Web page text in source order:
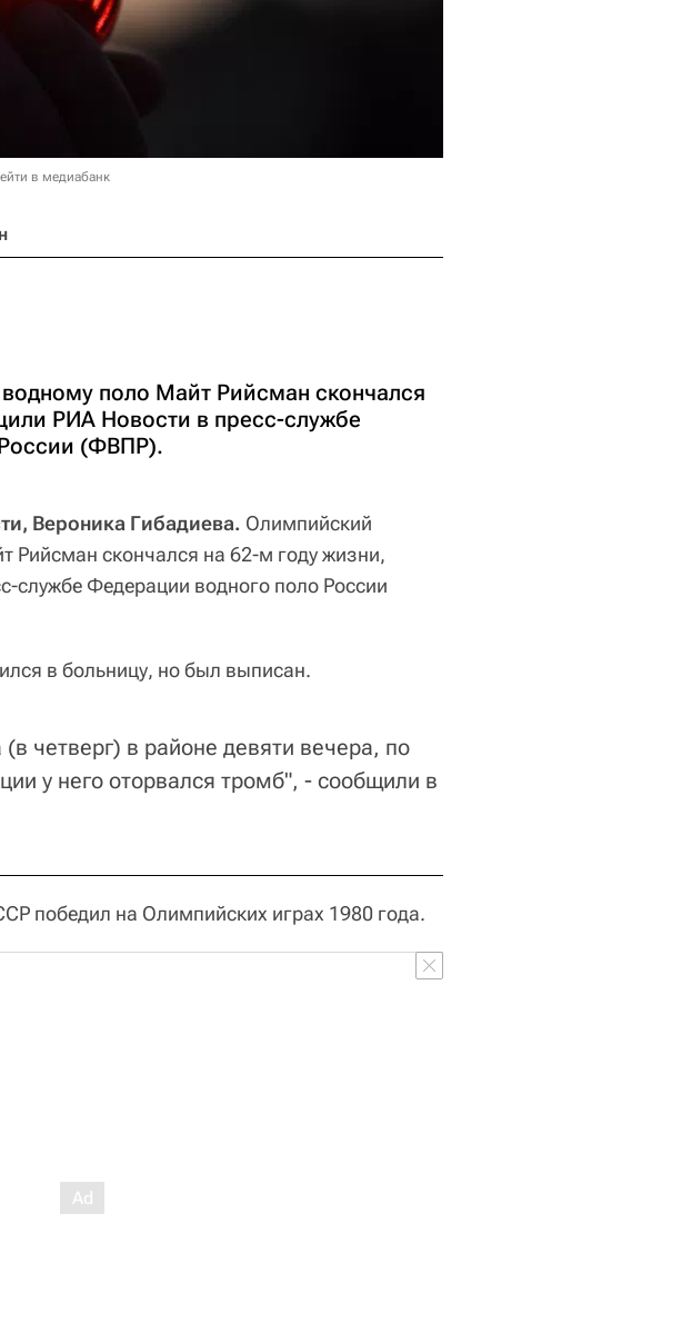
в медиабанк
поло Майт Рийсман скончался
РИА Новости в пресс-службе
(ФВПР).
Вероника Гибадиева. Олимпийский
Рийсман скончался на 62-м году жизни,
службе Федерации водного поло России
в больницу, но был выписан.
четверг) в районе девяти вечера, по
у него оторвался тромб", - сообщили в
победил на Олимпийских играх 1980 года.